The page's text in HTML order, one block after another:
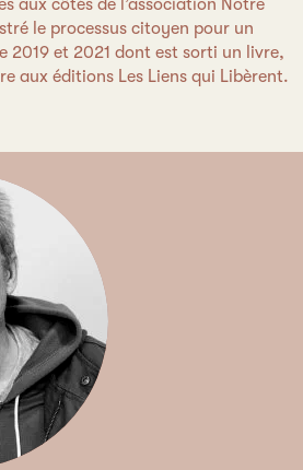
aux côtés de l’association Notre
le processus citoyen pour un
2019 et 2021 dont est sorti un livre,
aux éditions Les Liens qui Libèrent.